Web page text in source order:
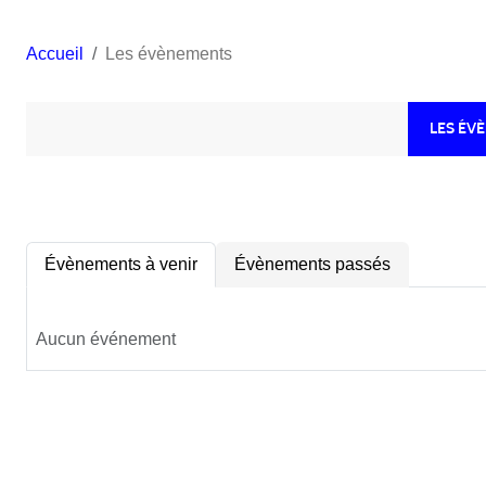
Accueil Les évènements
LES
Évènements à venir Évènements passés
Aucun événement